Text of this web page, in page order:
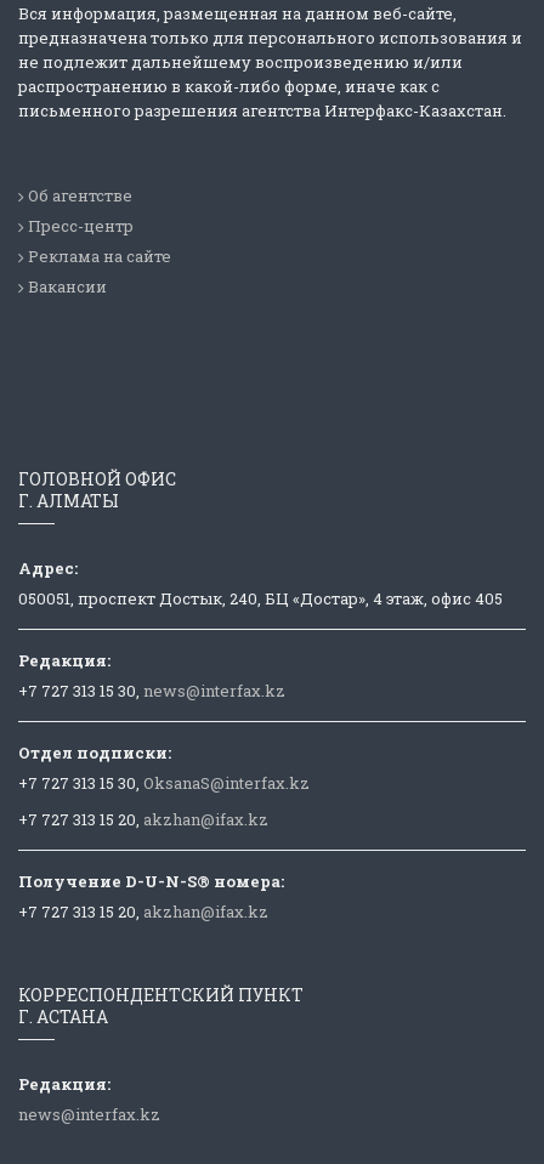
Вся информация, размещенная на данном веб-сайте,
предназначена только для персонального использования и
не подлежит дальнейшему воспроизведению и/или
распространению в какой-либо форме, иначе как с
письменного разрешения агентства Интерфакс-Казахстан.
Об агентстве
Пресс-центр
Реклама на сайте
Вакансии
ГОЛОВНОЙ ОФИС
Г. АЛМАТЫ
Адрес:
050051, проспект Достык, 240, БЦ «Достар», 4 этаж, офис 405
Редакция:
+7 727 313 15 30, news@interfax.kz
Отдел подписки:
+7 727 313 15 30, OksanaS@interfax.kz
+7 727 313 15 20, akzhan@ifax.kz
Получение D-U-N-S® номера:
+7 727 313 15 20, akzhan@ifax.kz
КОРРЕСПОНДЕНТСКИЙ ПУНКТ
Г. АСТАНА
Редакция:
news@interfax.kz